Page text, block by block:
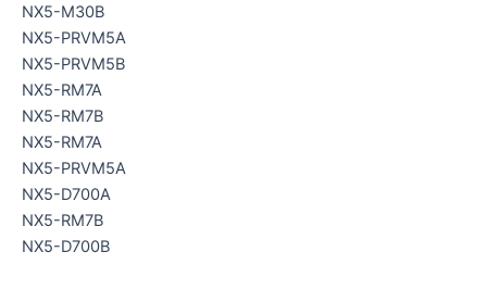
NX5-M30B
NX5-PRVM5A
NX5-PRVM5B
NX5-RM7A
NX5-RM7B
NX5-RM7A
NX5-PRVM5A
NX5-D700A
NX5-RM7B
NX5-D700B